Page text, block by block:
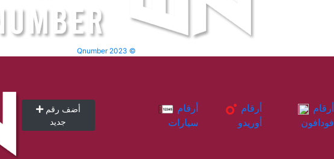
Qnumber 2023 ©
أضف رقم
جديد
سيارات
أوريدو
فودافون